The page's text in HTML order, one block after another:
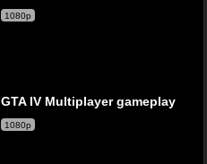
1080p
GTA IV Multiplayer gameplay
1080p